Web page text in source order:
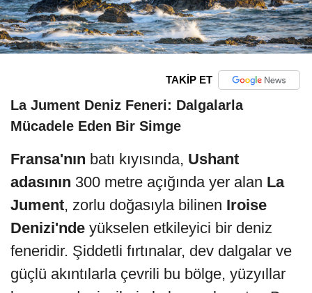
TAKİP ET
La Jument Deniz Feneri: Dalgalarla
Mücadele Eden Bir Simge
Fransa'nın batı kıyısında, Ushant
adasının 300 metre açığında yer alan La
Jument, zorlu doğasıyla bilinen Iroise
Denizi'nde yükselen etkileyici bir deniz
feneridir. Şiddetli fırtınalar, dev dalgalar ve
güçlü akıntılarla çevrili bu bölge, yüzyıllar